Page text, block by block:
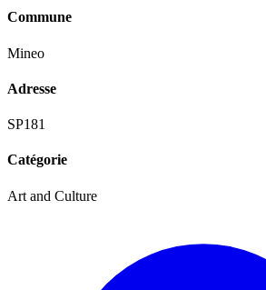
Commune
Mineo
Adresse
SP181
Catégorie
Art and Culture